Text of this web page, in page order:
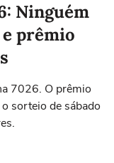
Ninguém
prêmio
7026. O prêmio
sorteio de sábado